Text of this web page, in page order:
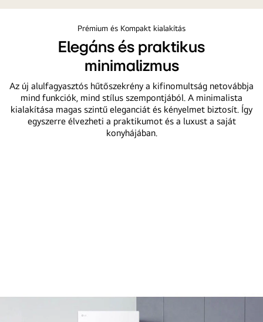
Prémium és Kompakt kialakítás
Elegáns és praktikus
minimalizmus
Az új alulfagyasztós hűtőszekrény a kifinomultság netovábbja
mind funkciók, mind stílus szempontjából. A minimalista
kialakítása magas szintű eleganciát és kényelmet biztosít. Így
egyszerre élvezheti a praktikumot és a luxust a saját
konyhájában.